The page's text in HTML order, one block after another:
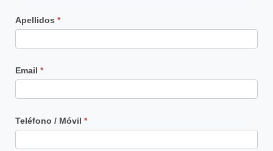
Apellidos *
Email *
Teléfono / Móvil *